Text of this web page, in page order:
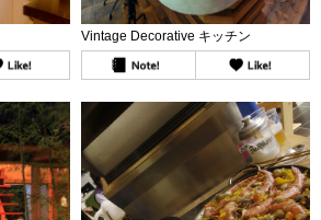
Vintage Decorative キッチン